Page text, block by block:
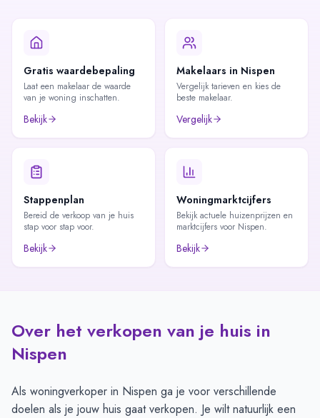
Gratis waardebepaling
Laat een makelaar de waarde
van je woning inschatten.
Bekijk
Makelaars in Nispen
Vergelijk tarieven en kies de
beste makelaar.
Vergelijk
Stappenplan
Bereid de verkoop van je huis
stap voor stap voor.
Bekijk
Woningmarktcijfers
Bekijk actuele huizenprijzen en
marktcijfers voor Nispen.
Bekijk
Over het verkopen van je huis in
Nispen
Als woningverkoper in Nispen ga je voor verschillende
doelen als je jouw huis gaat verkopen. Je wilt natuurlijk een